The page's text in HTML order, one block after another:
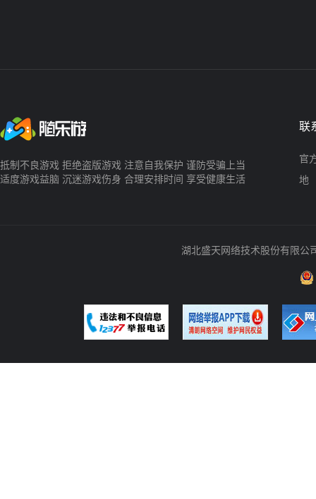
抵制不良游戏 拒绝盗版游戏 注意自我保护 谨防受骗上当
适度游戏益脑 沉迷游戏伤身 合理安排时间 享受健康生活
联
官
地
湖北盛天网络技术股份有限公